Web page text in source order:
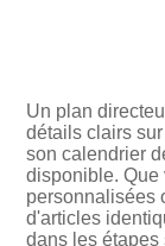
Un plan
détails clairs
son calendrier
disponible. Que
personnalisées
d'articles
dans les étapes